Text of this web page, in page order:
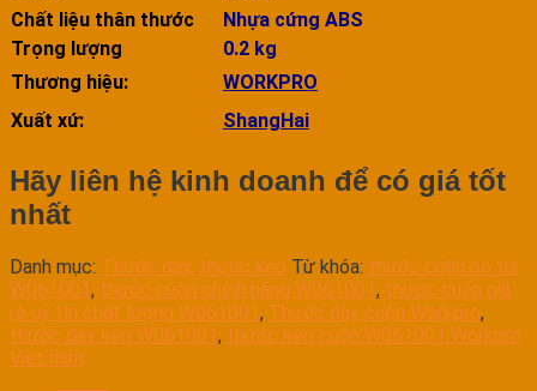
Chất liệu thân thước
Nhựa cứng ABS
Trọng lượng
0.2 kg
Thương hiệu:
WORKPRO
Xuất xứ:
ShangHai
Hãy liên hệ kinh doanh để có giá tốt
nhất
Danh mục: Thước dây, thước kéo Từ khóa: thước cuộn bỏ túi
W061001, thước cuộn chính hãng W061001, thước cuốn giá
rè uy tín chất lượng W061001, Thước dây cuộn Workpro,
thước dây kéo W061001, thước kéo cuộn W061001 Workpro
Viet nam